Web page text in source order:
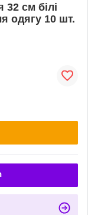
32 см білі
одягу 10 шт.